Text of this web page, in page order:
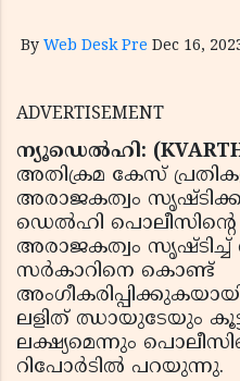
By Web Desk Pre Dec 16,
ADVERTISEMENT
ന്യൂഡെല്‍ഹി:
അതിക്രമ കേസ്
അരാജകത്വം
ഡെല്‍ഹി പൊലീസിന്റെ
അരാജകത്വം
സര്‍കാറിനെ കൊണ്ട്
ലളിത് ഝായുടേയും
ലക്ഷ്യമെന്നും
റിപോര്‍ടില്‍ പറയുന്നു.